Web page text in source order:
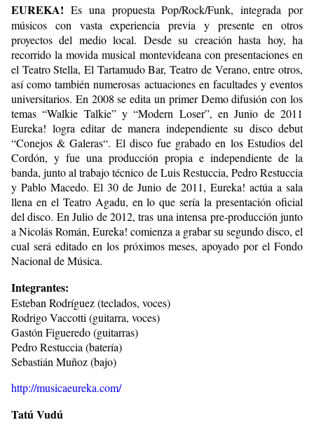
EUREKA! Es una propuesta Pop/Rock/Funk, integrada por
músicos con vasta experiencia previa y presente en otros
proyectos del medio local. Desde su creación hasta hoy, ha
recorrido la movida musical montevideana con presentaciones en
el Teatro Stella, El Tartamudo Bar, Teatro de Verano, entre otros,
así como también numerosas actuaciones en facultades y eventos
universitarios. En 2008 se edita un primer Demo difusión con los
temas “Walkie Talkie” y “Modern Loser”, en Junio de 2011
Eureka! logra editar de manera independiente su disco debut
“Conejos & Galeras“. El disco fue grabado en los Estudios del
Cordón, y fue una producción propia e independiente de la
banda, junto al trabajo técnico de Luis Restuccia, Pedro Restuccia
y Pablo Macedo. El 30 de Junio de 2011, Eureka! actúa a sala
llena en el Teatro Agadu, en lo que sería la presentación oficial
del disco. En Julio de 2012, tras una intensa pre-producción junto
a Nicolás Román, Eureka! comienza a grabar su segundo disco, el
cual será editado en los próximos meses, apoyado por el Fondo
Nacional de Música.
Integrantes:
Esteban Rodríguez (teclados, voces)
Rodrigo Vaccotti (guitarra, voces)
Gastón Figueredo (guitarras)
Pedro Restuccia (batería)
Sebastián Muñoz (bajo)
http://musicaeureka.com/
Tatú Vudú